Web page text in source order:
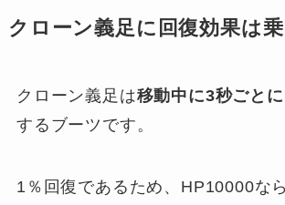
クローン義足に回復効果は
クローン義足は移動中に3秒ごと
するブーツです。
1％回復であるため、HP10000な